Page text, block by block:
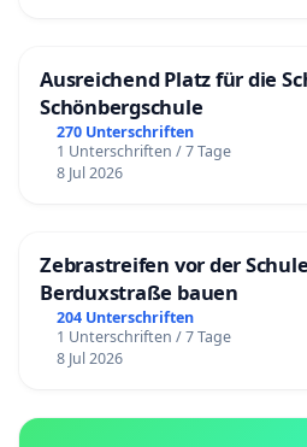
Ausreichend Platz für die
Schönbergschule
270 Unterschriften
1 Unterschriften / 7 Tage
8 Jul 2026
Zebrastreifen vor der
Berduxstraße bauen
204 Unterschriften
1 Unterschriften / 7 Tage
8 Jul 2026